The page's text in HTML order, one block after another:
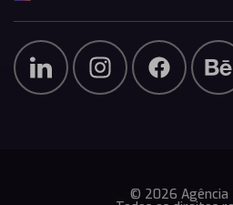
© 2026 Agência